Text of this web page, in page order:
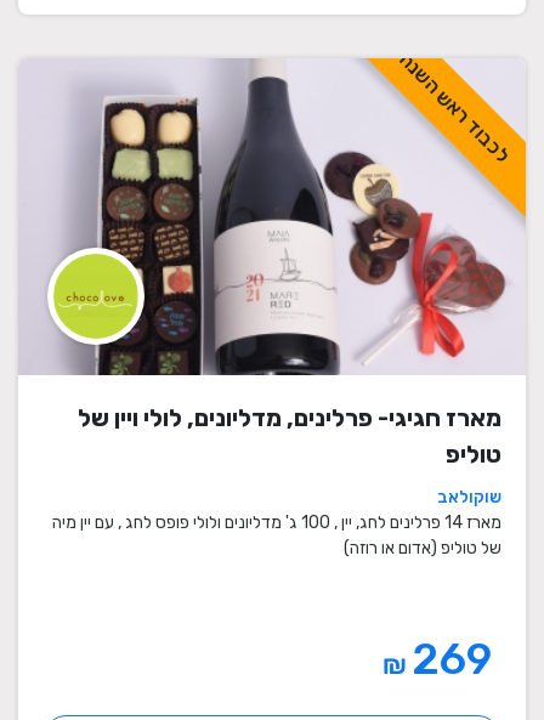
לכבוד ראש השנה
מארז חגיגי- פרלינים, מדליונים, לולי ויין של
טוליפ
שוקולאב
מארז 14 פרלינים לחג, יין , 100 ג' מדליונים ולולי פופס לחג , עם יין מיה
של טוליפ (אדום או רוזה)
₪